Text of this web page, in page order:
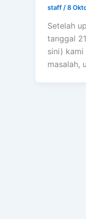
staff /8
Setelah
tanggal
sini) kami
masalah,